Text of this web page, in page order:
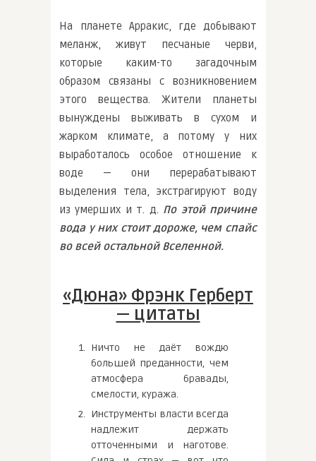
На планете Арракис, где добывают
меланж, живут песчаные черви,
которые каким-то загадочным
образом связаны с возникновением
этого вещества. Жители планеты
вынуждены выживать в сухом и
жарком климате, а потому у них
выработалось особое отношение к
воде — они перерабатывают
выделения тела, экстрагируют воду
из умерших и т. д. По этой причине
вода у них стоит дороже, чем спайс
во всей остальной Вселенной.
«Дюна» Фрэнк Герберт
— цитаты
Ничто не даёт вождю
большей преданности, чем
атмосфера бравады,
смелости, куража.
Инструменты власти всегда
надлежит держать
отточенными и наготове.